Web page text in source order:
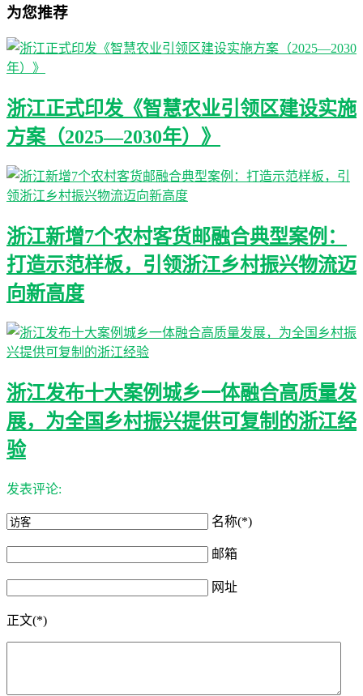
为您推荐
浙江正式印发《智慧农业引领区建设实施
方案（2025—2030年）》
浙江新增7个农村客货邮融合典型案例：
打造示范样板，引领浙江乡村振兴物流迈
向新高度
浙江发布十大案例城乡一体融合高质量发
展，为全国乡村振兴提供可复制的浙江经
验
发表评论:
名称(*)
邮箱
网址
正文(*)